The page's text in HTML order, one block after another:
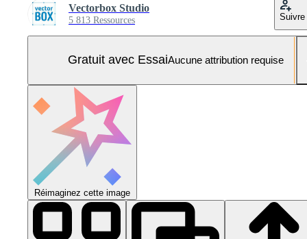
Vectorbox Studio
5 813 Ressources Suivre
Gratuit avec EssaiAucune attribution requise
Réimaginez cette image